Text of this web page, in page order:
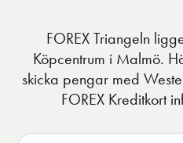
FOREX Triangeln
Köpcentrum i Malmö.
skicka pengar med
FOREX Kreditkort